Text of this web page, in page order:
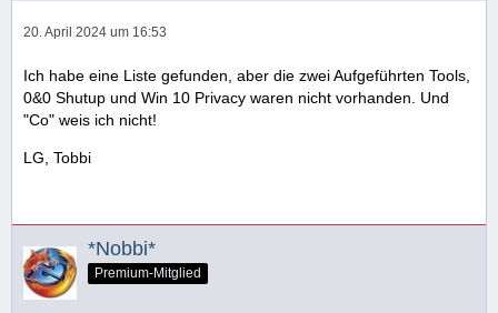
20. April 2024 um 16:53
Ich habe eine Liste gefunden, aber die zwei Aufgeführten Tools,
0&0 Shutup und Win 10 Privacy waren nicht vorhanden. Und
"Co" weis ich nicht!
LG, Tobbi
*Nobbi*
Premium-Mitglied